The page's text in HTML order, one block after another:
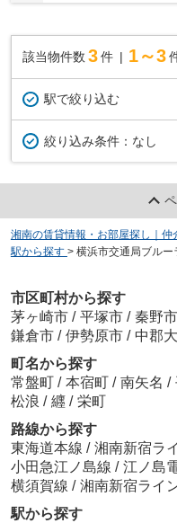
該当物件数 3件 1～3
駅で絞り込む
絞り込み条件： なし
湘南の賃貸情報・お部屋探し｜
駅から探す > 横浜市交通局ブル
市区町村から探す
茅ヶ崎市 / 平塚市 / 秦野市
鎌倉市 / 伊勢原市 / 中郡
町名から探す
常盤町 / 本宿町 / 南矢名 /
松浪 / 纒 / 栄町
路線から探す
東海道本線 / 湘南新宿ラ
小田急江ノ島線 / 江ノ島
横須賀線 / 湘南新宿ライ
駅から探す